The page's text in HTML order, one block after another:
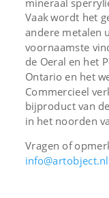
mineraal
Vaak wordt het
andere metalen
voornaamste
de Oeral en het
Ontario en het
Commercieel
bijproduct van
in het noorden
Vragen of
info@artobject.nl